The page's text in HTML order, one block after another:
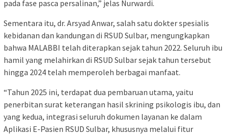
pada fase pasca persalinan,” jelas Nurwardi.
Sementara itu, dr. Arsyad Anwar, salah satu dokter spesialis
kebidanan dan kandungan di RSUD Sulbar, mengungkapkan
bahwa MALABBI telah diterapkan sejak tahun 2022. Seluruh ibu
hamil yang melahirkan di RSUD Sulbar sejak tahun tersebut
hingga 2024 telah memperoleh berbagai manfaat.
“Tahun 2025 ini, terdapat dua pembaruan utama, yaitu
penerbitan surat keterangan hasil skrining psikologis ibu, dan
yang kedua, integrasi seluruh dokumen layanan ke dalam
Aplikasi E-Pasien RSUD Sulbar, khususnya melalui fitur